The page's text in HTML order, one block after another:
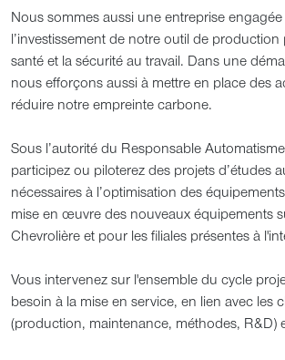
Nous sommes aussi une entreprise
l’investissement de notre outil de
santé et la sécurité au travail. Dans une
nous efforçons aussi à mettre en place des
réduire notre empreinte carbone.
Sous l’autorité du Responsable
participez ou piloterez des projets d’études
nécessaires à l’optimisation des
mise en œuvre des nouveaux équipements
Chevrolière et pour les filiales présentes à
Vous intervenez sur l'ensemble du cycle
besoin à la mise en service, en lien avec les
(production, maintenance, méthodes, R&D)